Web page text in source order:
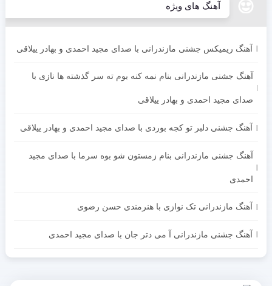
آهنگ های ویژه
آهنگ ریمیکس جشنی مازندرانی با صدای مجید احمدی و بهادر ییلاقی
آهنگ جشنی مازندرانی بنام نمه کنه بوم ته سر گذشته ها نازی با
صدای مجید احمدی و بهادر ییلاقی
آهنگ جشنی دلبر تو کجه بوردی با صدای مجید احمدی و بهادر ییلاقی
آهنگ جشنی مازندرانی بنام زمستون شو بوه سرما با صدای مجید
احمدی
آهنگ مازندرانی تک نوازی با هنرمندی حسن رضوی
آهنگ جشنی مازندرانی آ می دتر جان با صدای مجید احمدی